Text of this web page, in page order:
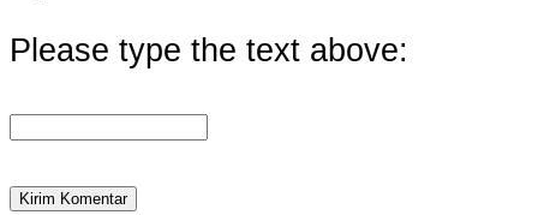
Please type the text above: